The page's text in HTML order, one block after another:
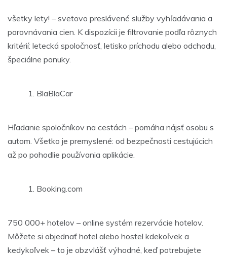
všetky lety! – svetovo preslávené služby vyhľadávania a
porovnávania cien. K dispozícii je filtrovanie podľa rôznych
kritérií: letecká spoločnosť, letisko príchodu alebo odchodu,
špeciálne ponuky.
BlaBlaCar
Hľadanie spoločníkov na cestách – pomáha nájsť osobu s
autom. Všetko je premyslené: od bezpečnosti cestujúcich
až po pohodlie používania aplikácie.
Booking.com
750 000+ hotelov – online systém rezervácie hotelov.
Môžete si objednať hotel alebo hostel kdekoľvek a
kedykoľvek – to je obzvlášť výhodné, keď potrebujete